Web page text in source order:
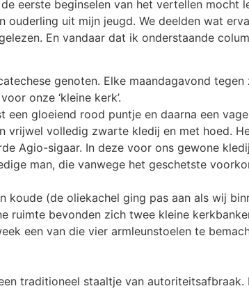
eerste beginselen van het vertellen mocht
uit mijn jeugd. We deelden wat
En vandaar dat ik onderstaande
genoten. Elke maandagavond
onze ‘kleine kerk’.
gloeiend rood puntje en daarna een
vrijwel volledig zwarte kledij en met hoed.
Agio-sigaar. In deze voor ons gewone
man, die vanwege het geschetste
(de oliekachel ging pas aan als wij
ruimte bevonden zich twee kleine
een van die vier armleunstoelen te
traditioneel staaltje van autoriteitsafbraak.